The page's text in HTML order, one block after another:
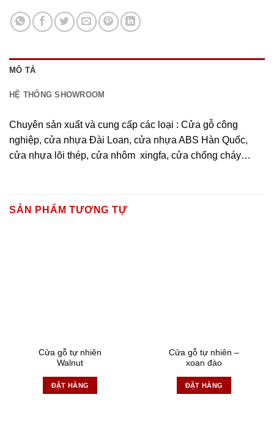
MÔ TẢ
HỆ THỐNG SHOWROOM
Chuyên sản xuất và cung cấp các loại : Cửa gỗ công
nghiệp, cửa nhựa Đài Loan, cửa nhựa ABS Hàn Quốc,
cửa nhựa lõi thép, cửa nhôm xingfa, cửa chống cháy…
SẢN PHẨM TƯƠNG TỰ
Cửa gỗ tự nhiên
Walnut
ĐẶT HÀNG
Cửa gỗ tự nhiên –
xoan đào
ĐẶT HÀNG